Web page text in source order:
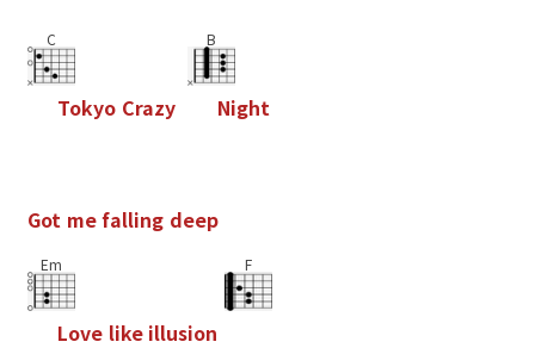
C
Tokyo Crazy
B
Night
Got mefalling deep
Em
Love like illusion
F